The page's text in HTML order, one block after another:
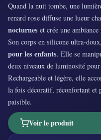
Quand la nuit tombe, une
renard rose diffuse une lueur
nocturnes et crée une
Son corps en silicone ultra-
pour les enfants. Elle se
deux niveaux de luminosité pour
Rechargeable et légère, elle
la fois décoratif, réconfortant et
paisible.
Voir le produit